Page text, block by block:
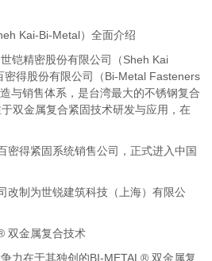
Kai-Bi-Metal）全面介绍
铠精密股份有限公司（Sheh Kai
密得股份有限公司（Bi-Metal Fasteners
与销售体系，是台湾最大的不锈钢复合
双金属复合紧固技术研发与应用，在
密得紧固系统销售公司，正式进入中国
改制为世锐建筑科技（上海）有限公
双金属复合技术
力在于其独创的BI-METAL® 双金属复